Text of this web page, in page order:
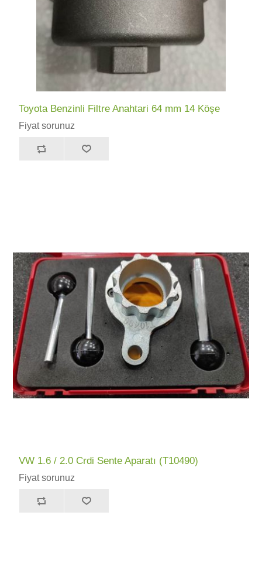
Toyota Benzinli Filtre Anahtari 64 mm 14 Köşe
Fiyat sorunuz
VW 1.6 / 2.0 Crdi Sente Aparatı (T10490)
Fiyat sorunuz